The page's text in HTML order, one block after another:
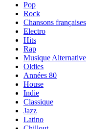
Pop
Rock
Chansons françaises
Electro
Hits
Rap
Musique Alternative
Oldies
Années 80
House
Indie
Classique
Jazz
Latino